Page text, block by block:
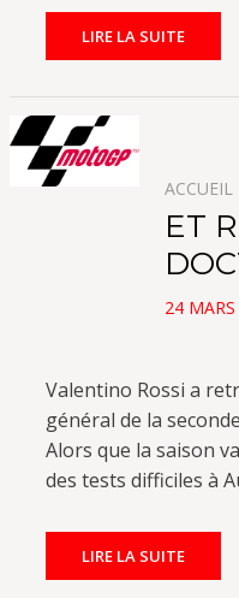
LIRE LA SUITE
ACCUEIL
ET
POSTED
24
Valentino Rossi a
général de la
Alors que la saison
des tests difficiles à
LIRE LA SUITE